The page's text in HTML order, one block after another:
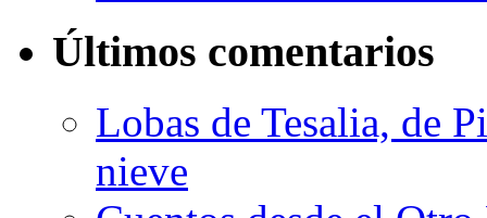
Últimos comentarios
Lobas de Tesalia, de
nieve